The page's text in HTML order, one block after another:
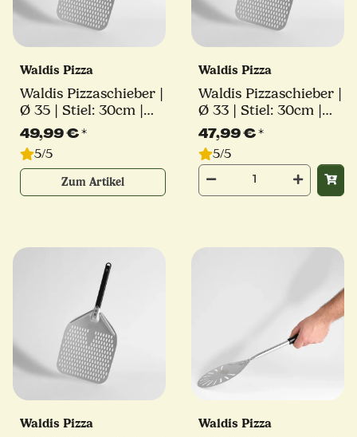
Waldis Pizza
Waldis Pizzaschieber |
Ø 35 | Stiel: 30cm |
Linie Classico
49,99 €*
5/5
Zum Artikel
Waldis Pizza
Waldis Pizzaschieber |
Ø 33 | Stiel: 30cm |
Linie Classico
47,99 €*
5/5
Waldis Pizza Waldis Pizza